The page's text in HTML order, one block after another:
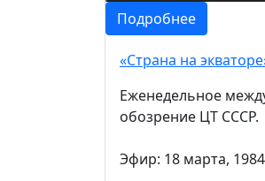
Подробнее
«Страна на
Еженедельное
обозрение ЦТ СССР.
Эфир: 18 марта,